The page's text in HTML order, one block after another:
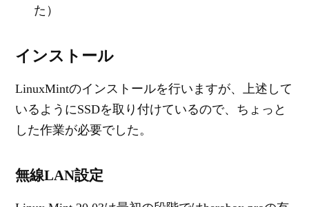
た）
インストール
LinuxMintのインストールを行いますが、上述して
いるようにSSDを取り付けているので、ちょっと
した作業が必要でした。
無線LAN設定